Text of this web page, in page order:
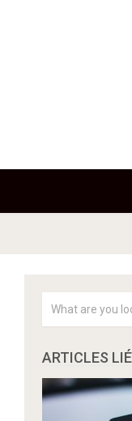
ARTICLES